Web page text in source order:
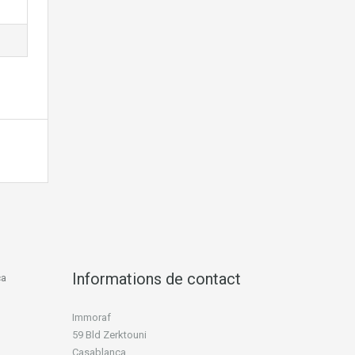
Informations de contact
Immoraf
59 Bld Zerktouni
Casablanca